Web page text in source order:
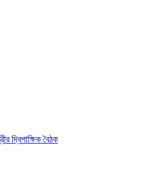
দ্বিপাক্ষিক বৈঠক